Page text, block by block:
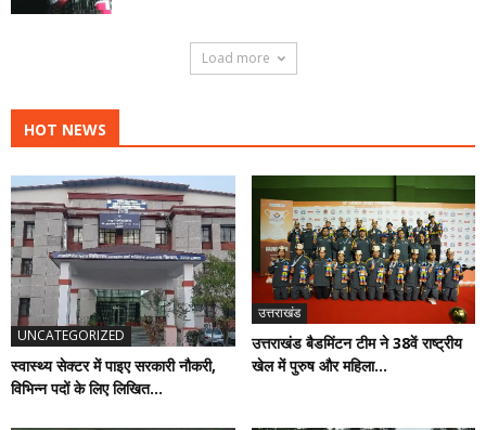
Load more
HOT NEWS
UNCATEGORIZED
स्वास्थ्य सेक्टर में पाइए सरकारी नौकरी,
विभिन्न पदों के लिए लिखित...
उत्तराखंड
उत्तराखंड बैडमिंटन टीम ने 38वें राष्ट्रीय
खेल में पुरुष और महिला...